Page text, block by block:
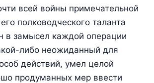
всей войны примечательной
полководческого таланта
в замысел каждой операции
либо неожиданный для
действий, умел целой
продуманных мер ввести